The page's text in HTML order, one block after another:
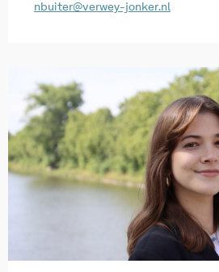
nbuiter@verwey-jonker.nl